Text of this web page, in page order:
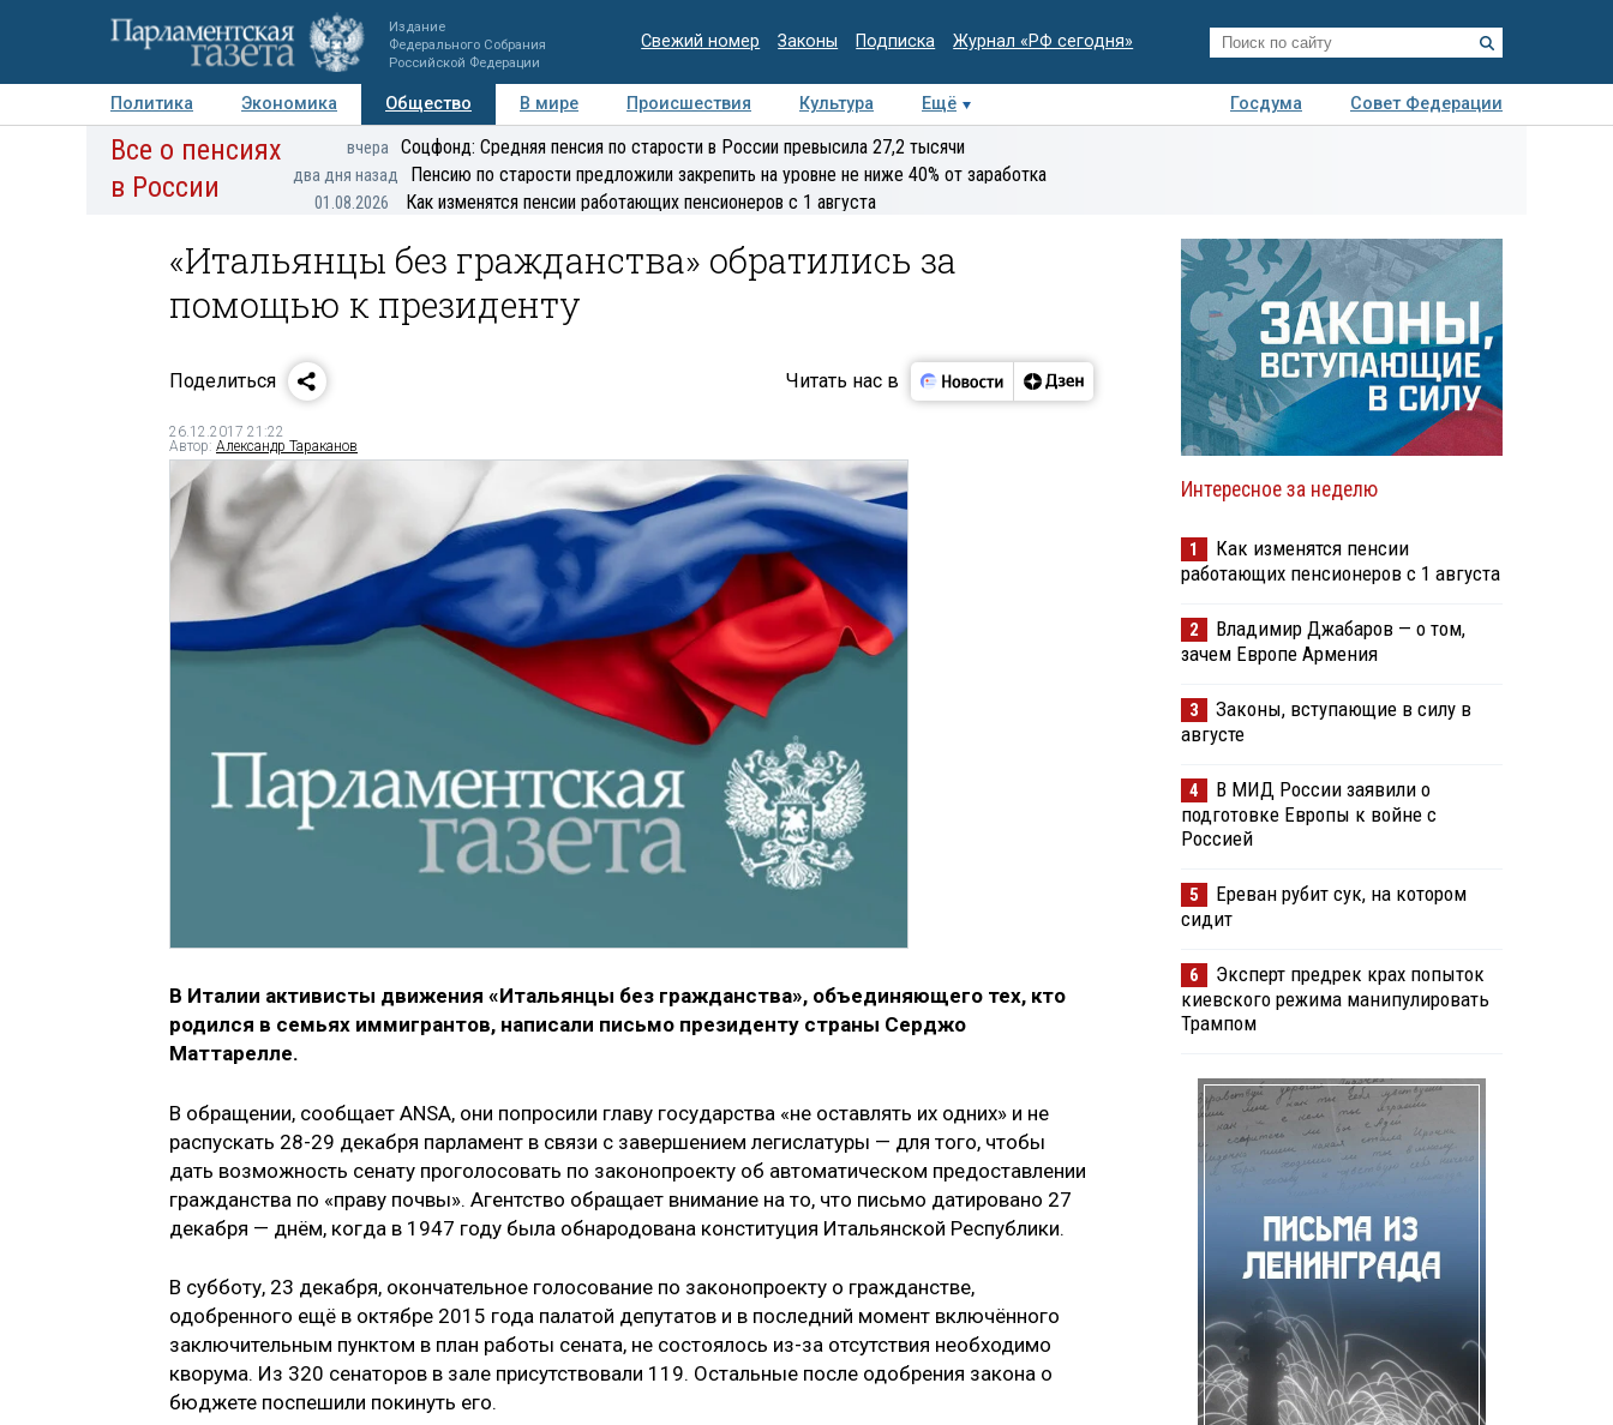
Издание
Федерального Собрания
Российской Федерации
Свежий номер Законы Подписка Журнал «РФ сегодня»
Политика Экономика Общество В мире Происшествия Культура Ещё Госдума
Совет Федерации
Авторы Персоны Мнения Регионы Медиацентр Интервью Колумнисты
экспертиза
Все о пенсиях
в России
вчера Соцфонд: Средняя пенсия по старости в России превысила 27,2 тысячи
два дня назад Пенсию по старости предложили закрепить на уровне не ниже 40% от заработка
01.08.2026 Как изменятся пенсии работающих пенсионеров с 1 августа
«Итальянцы без гражданства» обратились за
помощью к президенту
Поделиться Читать нас в
26.12.2017 21:22
Автор: Александр Тараканов
В Италии активисты движения «Итальянцы без гражданства», объединяющего тех, кто
родился в семьях иммигрантов, написали письмо президенту страны Серджо
Маттарелле.
В обращении, сообщает ANSA, они попросили главу государства «не оставлять их одних» и не
распускать 28-29 декабря парламент в связи с завершением легислатуры — для того, чтобы
дать возможность сенату проголосовать по законопроекту об автоматическом предоставлении
гражданства по «праву почвы». Агентство обращает внимание на то, что письмо датировано 27
декабря — днём, когда в 1947 году была обнародована конституция Итальянской Республики.
В субботу, 23 декабря, окончательное голосование по законопроекту о гражданстве,
одобренного ещё в октябре 2015 года палатой депутатов и в последний момент включённого
заключительным пунктом в план работы сената, не состоялось из-за отсутствия необходимо
кворума. Из 320 сенаторов в зале присутствовали 119. Остальные после одобрения закона о
бюджете поспешили покинуть его.
Интересное за неделю
1
Как изменятся пенсии
работающих пенсионеров с 1 августа
2
Владимир Джабаров — о том,
зачем Европе Армения
3
Законы, вступающие в силу в
августе
4
В МИД России заявили о
подготовке Европы к войне с
Россией
5
Ереван рубит сук, на котором
сидит
6
Эксперт предрек крах попыток
киевского режима манипулировать
Трампом